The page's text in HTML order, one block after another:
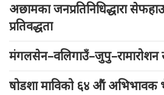
अछामका जनप्रतिनिधिद्धारा
प्रतिवद्धता
षोडशा माविको ६४ औं अभिभावक